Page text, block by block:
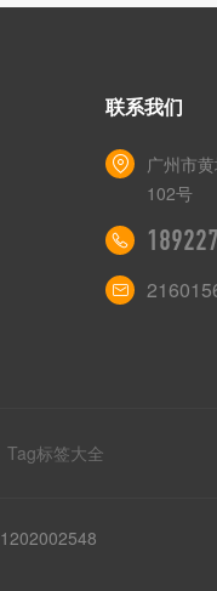
联系我们
广州市
102号
Tag标签大全